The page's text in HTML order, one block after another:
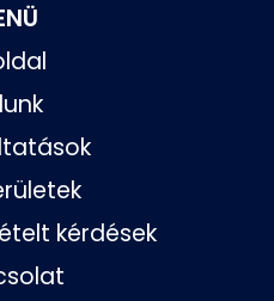
kérdések